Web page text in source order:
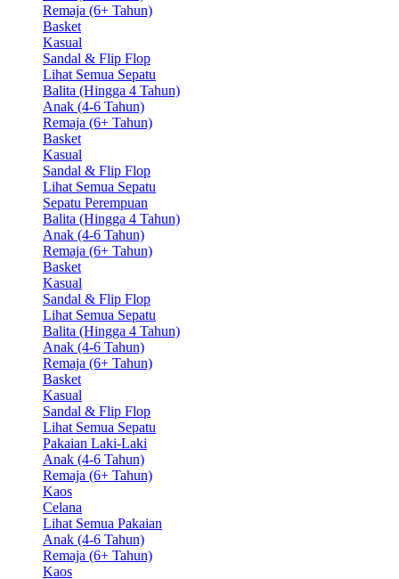
Remaja (6+ Tahun)
Basket
Kasual
Sandal & Flip Flop
Lihat Semua Sepatu
Balita (Hingga 4 Tahun)
Anak (4-6 Tahun)
Remaja (6+ Tahun)
Basket
Kasual
Sandal & Flip Flop
Lihat Semua Sepatu
Sepatu Perempuan
Balita (Hingga 4 Tahun)
Anak (4-6 Tahun)
Remaja (6+ Tahun)
Basket
Kasual
Sandal & Flip Flop
Lihat Semua Sepatu
Balita (Hingga 4 Tahun)
Anak (4-6 Tahun)
Remaja (6+ Tahun)
Basket
Kasual
Sandal & Flip Flop
Lihat Semua Sepatu
Pakaian Laki-Laki
Anak (4-6 Tahun)
Remaja (6+ Tahun)
Kaos
Celana
Lihat Semua Pakaian
Anak (4-6 Tahun)
Remaja (6+ Tahun)
Kaos